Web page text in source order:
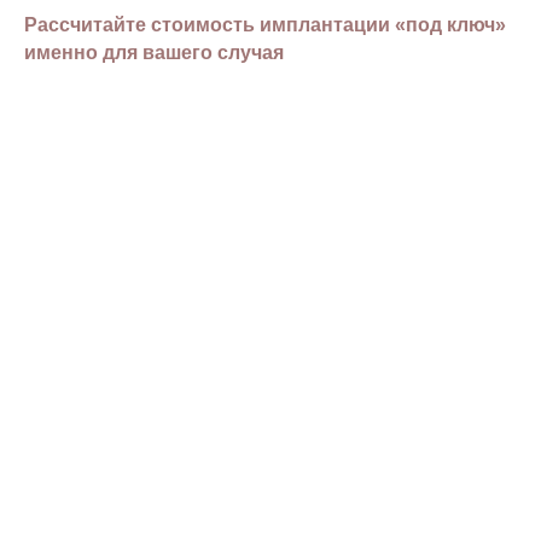
Рассчитайте стоимость имплантации «под ключ»
именно для вашего случая